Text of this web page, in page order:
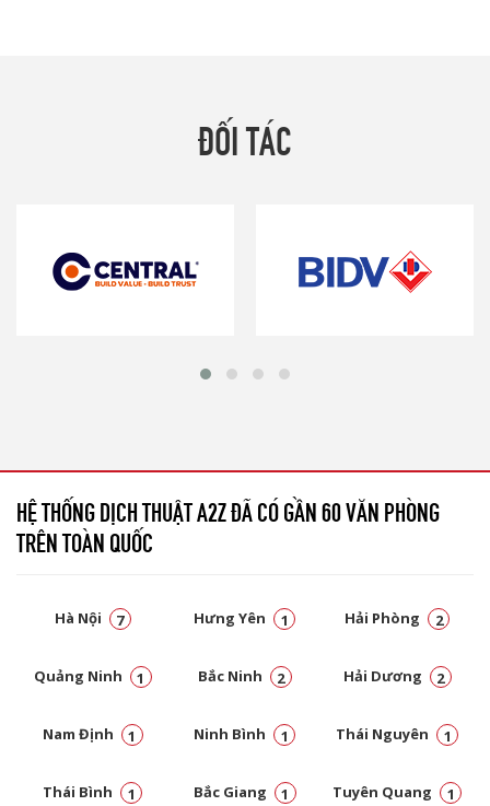
ĐỐI TÁC
HỆ THỐNG DỊCH THUẬT A2Z ĐÃ CÓ GẦN 60 VĂN PHÒNG
TRÊN TOÀN QUỐC
Hà Nội 7 Hưng Yên 1 Hải Phòng 2
Quảng Ninh 1 Bắc Ninh 2 Hải Dương 2
Nam Định 1 Ninh Bình 1 Thái Nguyên 1
Thái Bình 1 Bắc Giang 1 Tuyên Quang 1